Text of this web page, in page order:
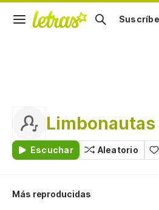
Limbonautas
Escuchar Aleatorio
Más reproducidas